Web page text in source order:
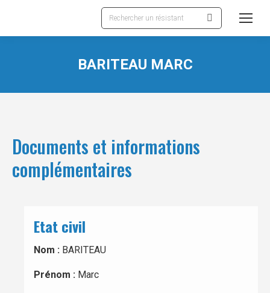
Recherche
:
BARITEAU MARC
Documents et informations
complémentaires
Etat civil
Nom : BARITEAU
Prénom : Marc